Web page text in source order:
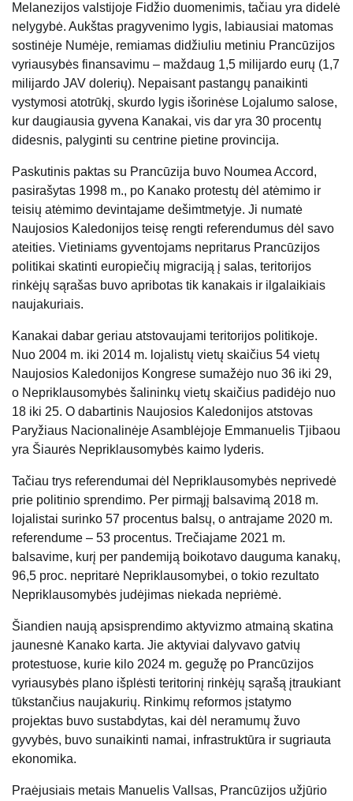
Melanezijos valstijoje Fidžio duomenimis, tačiau yra didelė
nelygybė. Aukštas pragyvenimo lygis, labiausiai matomas
sostinėje Numėje, remiamas didžiuliu metiniu Prancūzijos
vyriausybės finansavimu – maždaug 1,5 milijardo eurų (1,7
milijardo JAV dolerių). Nepaisant pastangų panaikinti
vystymosi atotrūkį, skurdo lygis išorinėse Lojalumo salose,
kur daugiausia gyvena Kanakai, vis dar yra 30 procentų
didesnis, palyginti su centrine pietine provincija.
Paskutinis paktas su Prancūzija buvo Noumea Accord,
pasirašytas 1998 m., po Kanako protestų dėl atėmimo ir
teisių atėmimo devintajame dešimtmetyje. Ji numatė
Naujosios Kaledonijos teisę rengti referendumus dėl savo
ateities. Vietiniams gyventojams nepritarus Prancūzijos
politikai skatinti europiečių migraciją į salas, teritorijos
rinkėjų sąrašas buvo apribotas tik kanakais ir ilgalaikiais
naujakuriais.
Kanakai dabar geriau atstovaujami teritorijos politikoje.
Nuo 2004 m. iki 2014 m. lojalistų vietų skaičius 54 vietų
Naujosios Kaledonijos Kongrese sumažėjo nuo 36 iki 29,
o Nepriklausomybės šalininkų vietų skaičius padidėjo nuo
18 iki 25. O dabartinis Naujosios Kaledonijos atstovas
Paryžiaus Nacionalinėje Asamblėjoje Emmanuelis Tjibaou
yra Šiaurės Nepriklausomybės kaimo lyderis.
Tačiau trys referendumai dėl Nepriklausomybės neprivedė
prie politinio sprendimo. Per pirmąjį balsavimą 2018 m.
lojalistai surinko 57 procentus balsų, o antrajame 2020 m.
referendume – 53 procentus. Trečiajame 2021 m.
balsavime, kurį per pandemiją boikotavo dauguma kanakų,
96,5 proc. nepritarė Nepriklausomybei, o tokio rezultato
Nepriklausomybės judėjimas niekada nepriėmė.
Šiandien naują apsisprendimo aktyvizmo atmainą skatina
jaunesnė Kanako karta. Jie aktyviai dalyvavo gatvių
protestuose, kurie kilo 2024 m. gegužę po Prancūzijos
vyriausybės plano išplėsti teritorinį rinkėjų sąrašą įtraukiant
tūkstančius naujakurių. Rinkimų reformos įstatymo
projektas buvo sustabdytas, kai dėl neramumų žuvo
gyvybės, buvo sunaikinti namai, infrastruktūra ir sugriauta
ekonomika.
Praėjusiais metais Manuelis Vallsas, Prancūzijos užjūrio